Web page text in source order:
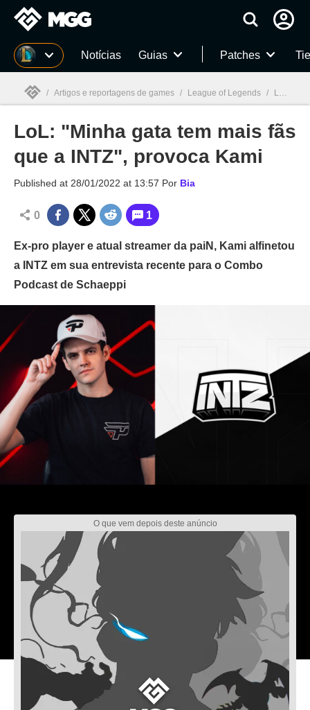
Millenium Notícias Guias Patches
Millenium
/ Artigos e reportagens de games / League of Legends / LoL: "Minha gata tem mais fãs que a INTZ", provoca Kami
LoL: "Minha gata tem mais fãs
que a INTZ", provoca Kami
Published at 28/01/2022 at 13:57 Por Bia
0 1
Ex-pro player e atual streamer da paiN, Kami alfinetou
a INTZ em sua entrevista recente para o Combo
Podcast de Schaeppi